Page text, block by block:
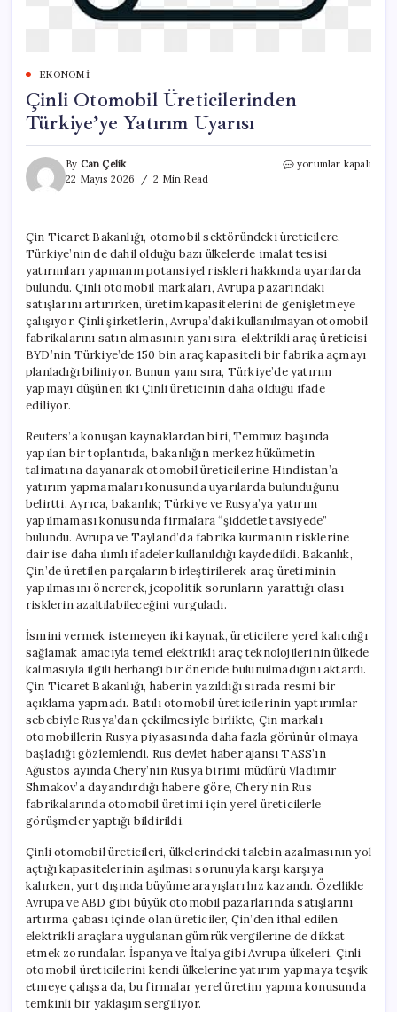
EKONOMI
Çinli Otomobil Üreticilerinden
Türkiye’ye Yatırım Uyarısı
By Can Çelik
22 Mayıs 2026
2 Min Read
Çinli
Uyarısı
için
yorumlar kapalı
Çin Ticaret Bakanlığı, otomobil sektöründeki üreticilere,
Türkiye’nin de dahil olduğu bazı ülkelerde imalat tesisi
yatırımları yapmanın potansiyel riskleri hakkında uyarılarda
bulundu. Çinli otomobil markaları, Avrupa pazarındaki
satışlarını artırırken, üretim kapasitelerini de genişletmeye
çalışıyor. Çinli şirketlerin, Avrupa’daki kullanılmayan otomobil
fabrikalarını satın almasının yanı sıra, elektrikli araç üreticisi
BYD’nin Türkiye’de 150 bin araç kapasiteli bir fabrika açmayı
planladığı biliniyor. Bunun yanı sıra, Türkiye’de yatırım
yapmayı düşünen iki Çinli üreticinin daha olduğu ifade
ediliyor.
Reuters’a konuşan kaynaklardan biri, Temmuz başında
yapılan bir toplantıda, bakanlığın merkez hükümetin
talimatına dayanarak otomobil üreticilerine Hindistan’a
yatırım yapmamaları konusunda uyarılarda bulunduğunu
belirtti. Ayrıca, bakanlık; Türkiye ve Rusya’ya yatırım
yapılmaması konusunda firmalara “şiddetle tavsiyede”
bulundu. Avrupa ve Tayland’da fabrika kurmanın risklerine
dair ise daha ılımlı ifadeler kullanıldığı kaydedildi. Bakanlık,
Çin’de üretilen parçaların birleştirilerek araç üretiminin
yapılmasını önererek, jeopolitik sorunların yarattığı olası
risklerin azaltılabileceğini vurguladı.
İsmini vermek istemeyen iki kaynak, üreticilere yerel kalıcılığı
sağlamak amacıyla temel elektrikli araç teknolojilerinin ülkede
kalmasıyla ilgili herhangi bir öneride bulunulmadığını aktardı.
Çin Ticaret Bakanlığı, haberin yazıldığı sırada resmi bir
açıklama yapmadı. Batılı otomobil üreticilerinin yaptırımlar
sebebiyle Rusya’dan çekilmesiyle birlikte, Çin markalı
otomobillerin Rusya piyasasında daha fazla görünür olmaya
başladığı gözlemlendi. Rus devlet haber ajansı TASS’ın
Ağustos ayında Chery’nin Rusya birimi müdürü Vladimir
Shmakov’a dayandırdığı habere göre, Chery’nin Rus
fabrikalarında otomobil üretimi için yerel üreticilerle
görüşmeler yaptığı bildirildi.
Çinli otomobil üreticileri, ülkelerindeki talebin azalmasının yol
açtığı kapasitelerinin aşılması sorunuyla karşı karşıya
kalırken, yurt dışında büyüme arayışları hız kazandı. Özellikle
Avrupa ve ABD gibi büyük otomobil pazarlarında satışlarını
artırma çabası içinde olan üreticiler, Çin’den ithal edilen
elektrikli araçlara uygulanan gümrük vergilerine de dikkat
etmek zorundalar. İspanya ve İtalya gibi Avrupa ülkeleri, Çinli
otomobil üreticilerini kendi ülkelerine yatırım yapmaya teşvik
etmeye çalışsa da, bu firmalar yerel üretim yapma konusunda
temkinli bir yaklaşım sergiliyor.